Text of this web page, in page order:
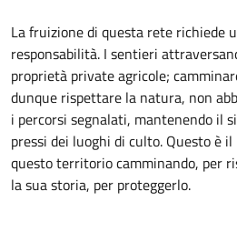
La fruizione di questa rete richiede
responsabilità. I sentieri
proprietà private agricole;
dunque rispettare la natura, non
i percorsi segnalati, mantenendo il
pressi dei luoghi di culto. Questo è
questo territorio camminando, per
la sua storia, per proteggerlo.